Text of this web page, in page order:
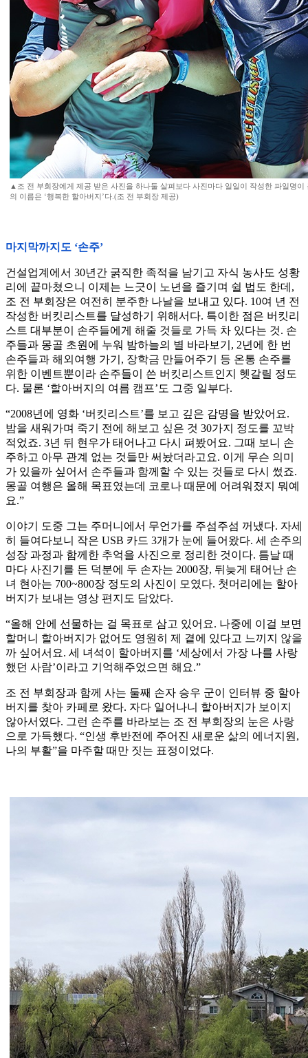
▲조 전 부회장에게 제공 받은 사진을 하나둘 살펴보다 사진마다 일일이 작성한 파일명이
의 이름은 ‘행복한 할아버지’다.(조 전 부회장 제공)
마지막까지도 ‘손주’
건설업계에서 30년간 굵직한 족적을 남기고 자식 농사도 성황
리에 끝마쳤으니 이제는 느긋이 노년을 즐기며 쉴 법도 한데,
조 전 부회장은 여전히 분주한 나날을 보내고 있다. 10여 년 전
작성한 버킷리스트를 달성하기 위해서다. 특이한 점은 버킷리
스트 대부분이 손주들에게 해줄 것들로 가득 차 있다는 것. 손
주들과 몽골 초원에 누워 밤하늘의 별 바라보기, 2년에 한 번
손주들과 해외여행 가기, 장학금 만들어주기 등 온통 손주를
위한 이벤트뿐이라 손주들이 쓴 버킷리스트인지 헷갈릴 정도
다. 물론 ‘할아버지의 여름 캠프’도 그중 일부다.
“2008년에 영화 ‘버킷리스트’를 보고 깊은 감명을 받았어요.
밤을 새워가며 죽기 전에 해보고 싶은 것 30가지 정도를 꼬박
적었죠. 3년 뒤 현우가 태어나고 다시 펴봤어요. 그때 보니 손
주하고 아무 관계 없는 것들만 써놨더라고요. 이게 무슨 의미
가 있을까 싶어서 손주들과 함께할 수 있는 것들로 다시 썼죠.
몽골 여행은 올해 목표였는데 코로나 때문에 어려워졌지 뭐예
요.”
이야기 도중 그는 주머니에서 무언가를 주섬주섬 꺼냈다. 자세
히 들여다보니 작은 USB 카드 3개가 눈에 들어왔다. 세 손주의
성장 과정과 함께한 추억을 사진으로 정리한 것이다. 틈날 때
마다 사진기를 든 덕분에 두 손자는 2000장, 뒤늦게 태어난 손
녀 현아는 700~800장 정도의 사진이 모였다. 첫머리에는 할아
버지가 보내는 영상 편지도 담았다.
“올해 안에 선물하는 걸 목표로 삼고 있어요. 나중에 이걸 보면
할머니 할아버지가 없어도 영원히 제 곁에 있다고 느끼지 않을
까 싶어서요. 세 녀석이 할아버지를 ‘세상에서 가장 나를 사랑
했던 사람’이라고 기억해주었으면 해요.”
조 전 부회장과 함께 사는 둘째 손자 승우 군이 인터뷰 중 할아
버지를 찾아 카페로 왔다. 자다 일어나니 할아버지가 보이지
않아서였다. 그런 손주를 바라보는 조 전 부회장의 눈은 사랑
으로 가득했다. “인생 후반전에 주어진 새로운 삶의 에너지원,
나의 부활”을 마주할 때만 짓는 표정이었다.